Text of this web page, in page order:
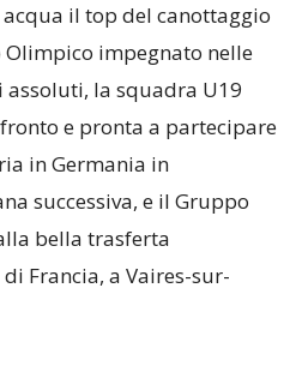
il top del canottaggio
impegnato nelle
la squadra U19
e pronta a partecipare
in Germania in
successiva, e il Gruppo
bella trasferta
Francia, a Vaires-sur-